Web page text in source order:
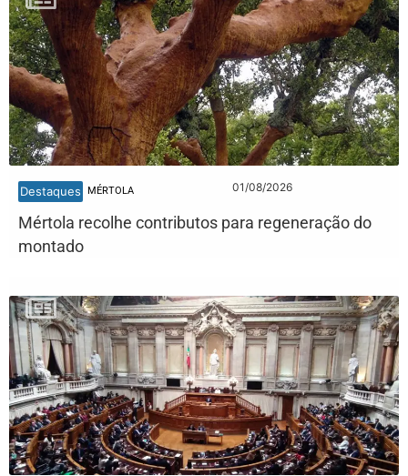
Destaques MÉRTOLA 01/08/2026
Mértola recolhe contributos para regeneração do
montado